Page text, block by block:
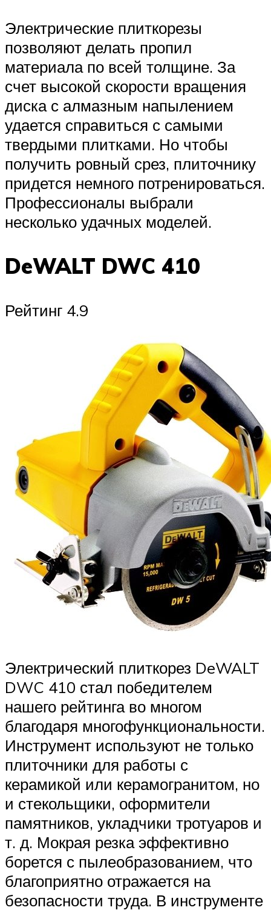
Электрические плиткорезы
позволяют делать пропил
материала по всей толщине. За
счет высокой скорости вращения
диска с алмазным напылением
удается справиться с самыми
твердыми плитками. Но чтобы
получить ровный срез, плиточнику
придется немного потренироваться.
Профессионалы выбрали
несколько удачных моделей.
DeWALT DWC 410
Рейтинг 4.9
Электрический плиткорез DeWALT
DWC 410 стал победителем
нашего рейтинга во многом
благодаря многофункциональности.
Инструмент используют не только
плиточники для работы с
керамикой или керамогранитом, но
и стекольщики, оформители
памятников, укладчики тротуаров и
т. д. Мокрая резка эффективно
борется с пылеобразованием, что
благоприятно отражается на
безопасности труда. В инструменте